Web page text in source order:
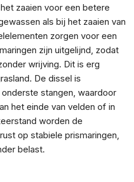
zaaien voor een betere
als bij het zaaien van
zorgen voor een
zijn uitgelijnd, zodat
wrijving. Dit is erg
De dissel is
stangen, waardoor
het einde van velden of in
worden de
op stabiele prismaringen,
belast.